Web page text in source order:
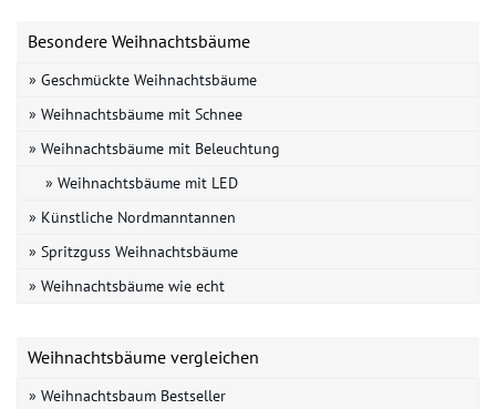
Besondere Weihnachtsbäume
» Geschmückte Weihnachtsbäume
» Weihnachtsbäume mit Schnee
» Weihnachtsbäume mit Beleuchtung
» Weihnachtsbäume mit LED
» Künstliche Nordmanntannen
» Spritzguss Weihnachtsbäume
» Weihnachtsbäume wie echt
Weihnachtsbäume vergleichen
» Weihnachtsbaum Bestseller